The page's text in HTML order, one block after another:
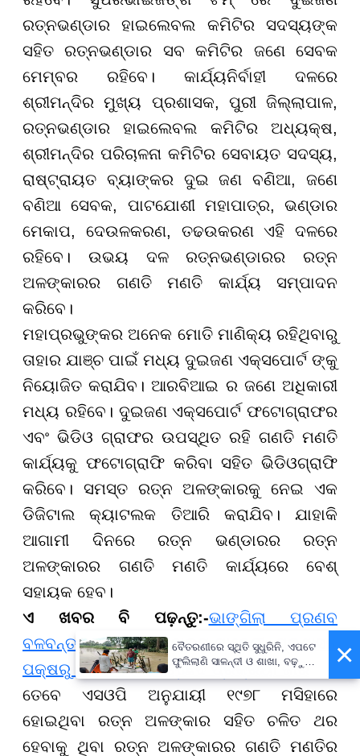
ରତ୍ନଭଣ୍ଡାର ହାଇଲେବଲ କମିଟିର ସଦସ୍ୟଙ୍କ
ସହିତ ରତ୍ନଭଣ୍ଡାର ସବ କମିଟିର ଜଣେ ସେବକ
ମେମ୍ବର ରହିବେ। କାର୍ଯ୍ୟନିର୍ବାହୀ ଦଳରେ
ଶ୍ରୀମନ୍ଦିର ମୁଖ୍ୟ ପ୍ରଶାସକ, ପୁରୀ ଜିଲ୍ଲାପାଳ,
ରତ୍ନଭଣ୍ଡାର ହାଇଲେବଲ କମିଟିର ଅଧ୍ୟକ୍ଷ,
ଶ୍ରୀମନ୍ଦିର ପରିଚାଳନା କମିଟିର ସେବାୟତ ସଦସ୍ୟ,
ରାଷ୍ଟ୍ରାୟତ ବ୍ୟାଙ୍କର ଦୁଇ ଜଣ ବଣିଆ, ଜଣେ
ବଣିଆ ସେବକ, ପାଟଯୋଶୀ ମହାପାତ୍ର, ଭଣ୍ଡାର
ମେକାପ, ଦେଉଳକରଣ, ତଢଉକରଣ ଏହି ଦଳରେ
ରହିବେ। ଉଭୟ ଦଳ ରତ୍ନଭଣ୍ଡାରର ରତ୍ନ
ଅଳଙ୍କାରର ଗଣତି ମଣତି କାର୍ଯ୍ୟ ସମ୍ପାଦନ
କରିବେ।
ମହାପ୍ରଭୁଙ୍କର ଅନେକ ମୋତି ମାଣିକ୍ୟ ରହିଥିବାରୁ
ତାହାର ଯାଞ୍ଚ ପାଇଁ ମଧ୍ୟ ଦୁଇଜଣ ଏକ୍ସପୋର୍ଟ ଙ୍କୁ
ନିୟୋଜିତ କରାଯିବ। ଆରବିଆଇ ର ଜଣେ ଅଧିକାରୀ
ମଧ୍ୟ ରହିବେ। ଦୁଇଜଣ ଏକ୍ସପୋର୍ଟ ଫଟୋଗ୍ରାଫର
ଏବଂ ଭିଡିଓ ଗ୍ରାଫର ଉପସ୍ଥିତ ରହି ଗଣତି ମଣତି
କାର୍ଯ୍ୟକୁ ଫଟୋଗ୍ରାଫି କରିବା ସହିତ ଭିଡିଓଗ୍ରାଫି
କରିବେ। ସମସ୍ତ ରତ୍ନ ଅଳଙ୍କାରକୁ ନେଇ ଏକ
ଡିଜିଟାଲ କ୍ୟାଟଲକ ତିଆରି କରାଯିବ। ଯାହାକି
ଆଗାମୀ ଦିନରେ ରତ୍ନ ଭଣ୍ଡାରର ରତ୍ନ
ଅଳଙ୍କାରର ଗଣତି ମଣତି କାର୍ଯ୍ୟରେ ବେଶ୍
ସହାୟକ ହେବ।
ଏ ଖବର ବି ପଢ଼ନ୍ତୁ:-ଭାଙ୍ଗିଲା ପ୍ରଣବ
ବଳବନ୍ତରାୟଙ୍କ ଫାର୍ମ ହାଉସ୍ ପାଚେରୀ, ପ୍ରଶାସନ
ପକ୍ଷରୁ ଜବରଦଖଲ ଉଚ୍ଛେଦ ପ୍ରକ୍ରିୟା ଜାରି
ତେବେ ଏସଓପି ଅନୁଯାୟୀ ୧୯୭୮ ମସିହାରେ
ହୋଇଥିବା ରତ୍ନ ଅଳଙ୍କାର ସହିତ ଚଳିତ ଥର
ହେବାକୁ ଥିବା ରତ୍ନ ଅଳଙ୍କାରର ଗଣତି ମଣତିର
×
ବୈତରଣୀରେ ସ୍ଥିତି ସୁଧୁରିନି, ଏପଟେ
ଫୁଲିଲାଣି ସାଳନ୍ଦୀ ଓ ଶାଖା, ବଢ଼ୁଛି
ବନ୍ୟା ଭୟ